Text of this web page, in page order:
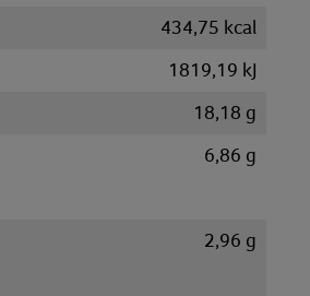
434,75 kcal
1819,19 kJ
18,18 g
6,86 g
2,96 g